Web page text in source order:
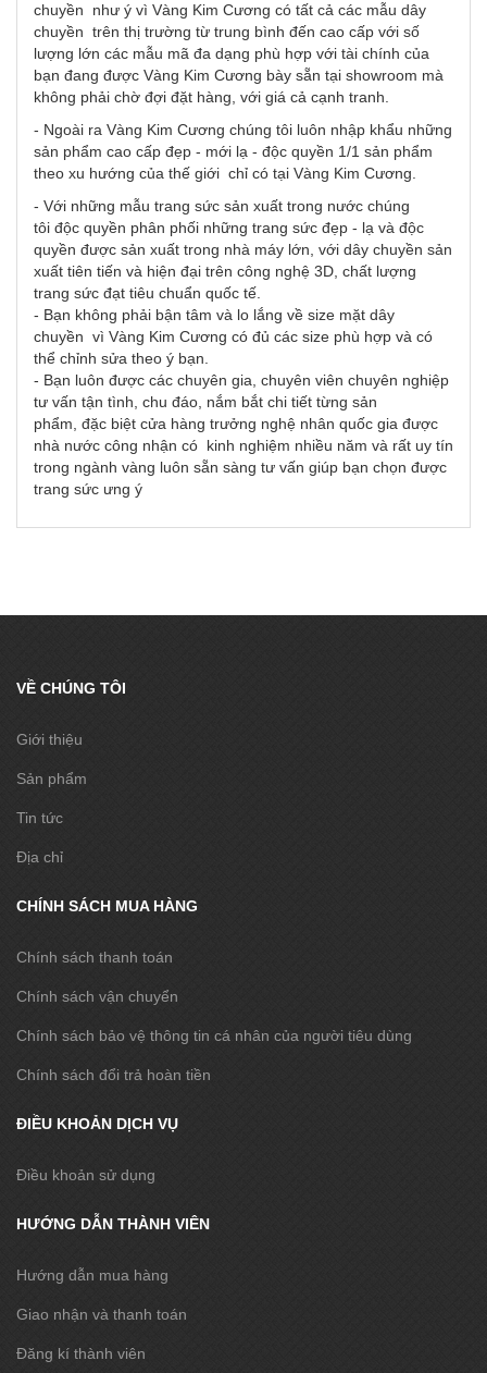
chuyền như ý vì Vàng Kim Cương có tất cả các mẫu dây
chuyền trên thị trường từ trung bình đến cao cấp với số
lượng lớn các mẫu mã đa dạng phù hợp với tài chính của
bạn đang được Vàng Kim Cương bày sẵn tại showroom mà
không phải chờ đợi đặt hàng, với giá cả cạnh tranh.
- Ngoài ra Vàng Kim Cương chúng tôi luôn nhập khẩu những
sản phẩm cao cấp đẹp - mới lạ - độc quyền 1/1 sản phẩm
theo xu hướng của thế giới chỉ có tại Vàng Kim Cương.
- Với những mẫu trang sức sản xuất trong nước chúng
tôi độc quyền phân phối những trang sức đẹp - lạ và độc
quyền được sản xuất trong nhà máy lớn, với dây chuyền sản
xuất tiên tiến và hiện đại trên công nghệ 3D, chất lượng
trang sức đạt tiêu chuẩn quốc tế.
- Bạn không phải bận tâm và lo lắng về size mặt dây
chuyền vì Vàng Kim Cương có đủ các size phù hợp và có
thể chỉnh sửa theo ý bạn.
- Bạn luôn được các chuyên gia, chuyên viên chuyên nghiệp
tư vấn tận tình, chu đáo, nắm bắt chi tiết từng sản
phẩm, đặc biệt cửa hàng trưởng nghệ nhân quốc gia được
nhà nước công nhận có kinh nghiệm nhiều năm và rất uy tín
trong ngành vàng luôn sẵn sàng tư vấn giúp bạn chọn được
trang sức ưng ý
VỀ CHÚNG TÔI
Giới thiệu
Sản phẩm
Tin tức
Địa chỉ
CHÍNH SÁCH MUA HÀNG
Chính sách thanh toán
Chính sách vận chuyển
Chính sách bảo vệ thông tin cá nhân của người tiêu dùng
Chính sách đổi trả hoàn tiền
ĐIỀU KHOẢN DỊCH VỤ
Điều khoản sử dụng
HƯỚNG DẪN THÀNH VIÊN
Hướng dẫn mua hàng
Giao nhận và thanh toán
Đăng kí thành viên